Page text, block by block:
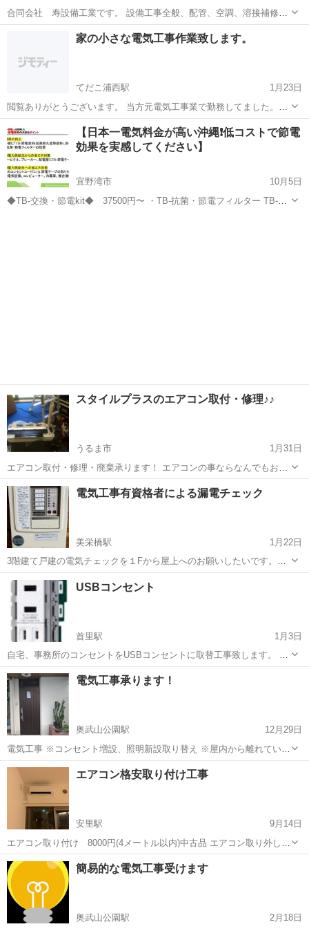
合同会社 寿設備工業です。 設備工事全般、配管、空調、溶接補修な
どお困りのことございましたら 一度、見積もり致します ご連絡下さい
沖縄市 電気工事
家の小さな電気工事作業致します。
てだこ浦西駅
1月23日
閲覧ありがとうございます。 当方元電気工事業で勤務してました。た
まにお客様でどこにお願いした方がいいのかわからないという方がい
らっしゃってそういう方の手助けになればと思い投稿しました。 主に
コンセントの増設、移動、照明器...
てだこ浦西駅 電気工事 電気工事業
【日本一電気料金が高い沖縄❗️低コストで節電
効果を実感してください】
宜野湾市
10月5日
◆TB-交換・節電kit◆ 37500円〜 ・TB-抗菌・節電フィルター TB-
スタイルプラスのエアコン取付・修理♪♪
うるま市
1月31日
エアコン取付・修理・廃棄承ります！ エアコンの事ならなんでもお問
い合わせ下さい♪ 売上の一部を子供支援として寄付させて頂いており
ます。 多くのご依頼お待ちしております。 ホームページ↓
https://stylepl...
沖縄 うるま市 電気工事 ホームページ
電気工事有資格者による漏電チェック
美栄橋駅
1月22日
3階建て戸建の電気チェックを１Fから屋上へのお願いしたいです。１
F照明のLED蛍光灯が壊れたので各階における電気が無難に供給されて
いるか、各配線ごとにどこかで漏電してないかチェックをお願いした
いです。
沖縄 那覇市 電気工事
USBコンセント
首里駅
1月3日
自宅、事務所のコンセントをUSBコンセントに取替工事致します。 ・
アダプタ不要でケーブルを直接接続でコンセント周りがすっきり 又、
コンセントが設置されていない場所にも配線工事致します。 問い合わ
せお待ちしております。
沖縄 那覇市 首里駅 電気工事
電気工事承ります！
奥武山公園駅
12月29日
電気工事 ※コンセント増設、照明新設取り替え ※屋内から離れている
場所での照明取り付け ※高い場所照明取り付け ※換気扇取り付け、取
り替え ※防犯カメラ等 工事致します。 小さい依頼でもなんでもご相
談ください。 丁寧に対...
沖縄 那覇市 奥武山公園駅 電気工事
エアコン格安取り付け工事
安里駅
9月14日
エアコン取り付け 8000円(4メートル以内)中古品 エアコン取り外し
4000円 処分 0円 クリーニング 7000円 上記
全て標準工事の場合です また取り付けに関しては配管等支給してもら
うかたちです ...
沖縄 那覇市 安里駅 電気工事 取り付け
簡易的な電気工事受けます
奥武山公園駅 2月18日